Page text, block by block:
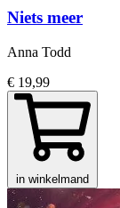
Niets meer
Anna Todd
€ 19,99
in winkelmand